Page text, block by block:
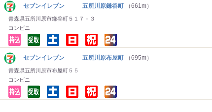
セブンイレブン 五所川原鎌谷町 （661m）
青森県五所川原市鎌谷町５１７－３
コンビニ
セブンイレブン 五所川原布屋町 （695m）
青森県五所川原市布屋町５５
コンビニ